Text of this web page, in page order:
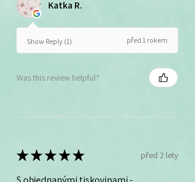
Katka R.
Show Reply (1) před 1 rokem
Was this review helpful?
★★★★★ před 2 lety